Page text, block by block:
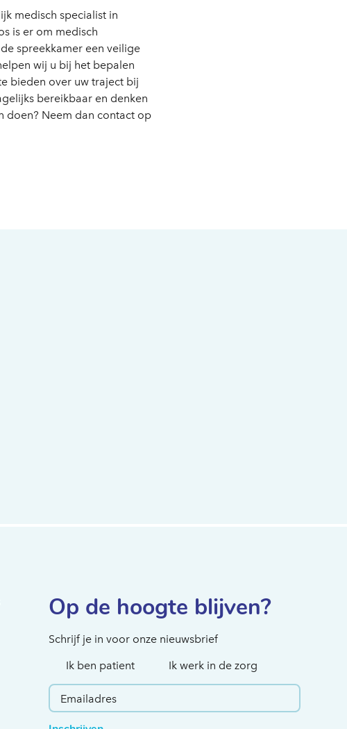
medisch specialist in
is er om medisch
spreekkamer een veilige
wij u bij het bepalen
bieden over uw traject bij
bereikbaar en denken
doen? Neem dan contact op
Op de hoogte blijven?
Schrijf je in voor onze nieuwsbrief
Ik ben patient
Ik werk in de zorg